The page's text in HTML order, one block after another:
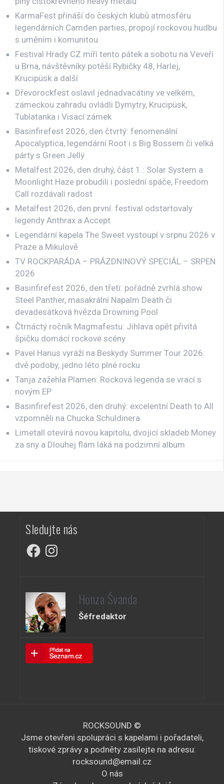
KarmaFest přináší do českých klubů atmosféru
legendárních Camden parties, propojí rockovou hudbu
s uměním i komunitou
Festival Hrady CZ míří tento pátek a sobotu na Veveří
u Brna, návštěvníky potěší Rybičky 48, Harlej,
Krucipüsk a další
Dřevorockfest oslavil jednadvacátiny ve velkém,
zámeckou zahradu ovládli Dymytry, Krucipüsk,
Tublatanka i Visací zámek
Basinfirefest 2026, den čtvrtý: fenomenální
Apocalyptica, legendární Root i s Big Bossem či velká
párty s Green Jellÿ
Metalfest 2026, den druhý, část 1.: Solar System a
Moonlight Haze probudili i poslední spáče, Freedom
Call rozdávali radost
Metalfest 2026, den první: festival odstartovaly
legendy Anthrax a Accept
Legendární kapela The Sweet vystoupí v srpnu 2026 v
Praze a Mikulově
TV ROCKPARÁDA – PRÁZDNINOVÝ SPECIÁL – SRPEN
2026
Basinfirefest 2026, den třetí: pořádně zvrhlá show
Steel Panther, masakrální Napalm Death či
devadesátková hvězda Drowning Pool
Čtrnáctý ročník Magmafestu: Jihlava opět přivítá
špičku domácí rockové scény
Pavel Hanus vyráží na Beskydy Summer Tour 2026:
dvě podoby, jedno léto plné rocku
Tanja zažehla Plamen: Rocková legenda se vrací s
novým EP
Basinfirefest 2026, den druhý: excelentní Death to All
vzpomněli na Chucka Schuldinera
Limetall otevírá novou kapitolu, dvojicí skladeb Money
za sny a Dlouhej flám láká na podzimní album
Sledujte nás
FacebookInstagram
Honza Švanda
Šéfredaktor
ROCKSOUND ©
Jsme otevřeni spolupráci s kapelami i pořadateli,
tiskové zprávy a podněty zasílejte na adresu:
rocksound@email.cz
O nás